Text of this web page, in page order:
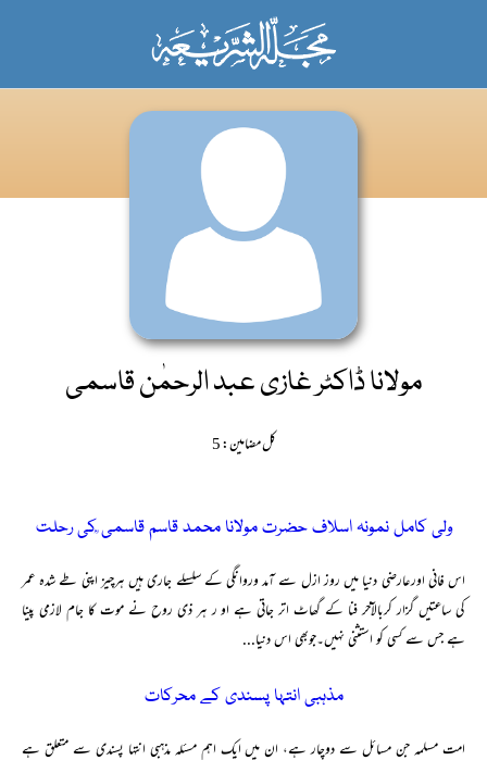
مولانا ڈاکٹر غازی عبد الرحمٰن قاسمی
کل مضامین: 5
ولی کامل نمونہ اسلاف حضرت مولانا محمد قاسم قاسمی ؒکی رحلت
اس فانی اورعارضی دنیا میں روز ازل سے آمد وروانگی کے سلسلے جاری ہیں ہرچیز اپنی طے شدہ عمر
کی ساعتیں گزار کربالآخر فنا کے گھاٹ اتر جاتی ہے او ر ہر ذی روح نے موت کا جام لازمی پینا
ہے جس سے کسی کو استثنی نہیں۔جوبھی اس دنیا...
مذہبی انتہا پسندی کے محرکات
امت مسلمہ جن مسائل سے دوچار ہے، ان میں ایک اہم مسئلہ مذہبی انتہا پسندی سے متعلق ہے